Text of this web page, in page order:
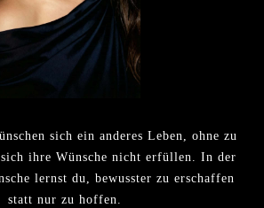
sich ein anderes Leben, ohne zu
ihre Wünsche nicht erfüllen. In der
lernst du, bewusster zu erschaffen
statt nur zu hoffen.